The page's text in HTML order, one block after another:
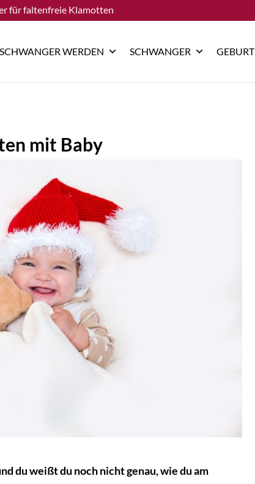
für faltenfreie Klamotten
SCHWANGER WERDEN SCHWANGER GEBURT
mit Baby
du weißt du noch nicht genau, wie du am